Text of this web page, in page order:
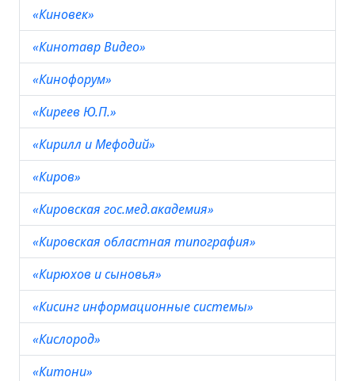
«Киновек»
«Кинотавр Видео»
«Кинофорум»
«Киреев Ю.П.»
«Кирилл и Мефодий»
«Киров»
«Кировская гос.мед.академия»
«Кировская областная типография»
«Кирюхов и сыновья»
«Кисинг информационные системы»
«Кислород»
«Китони»